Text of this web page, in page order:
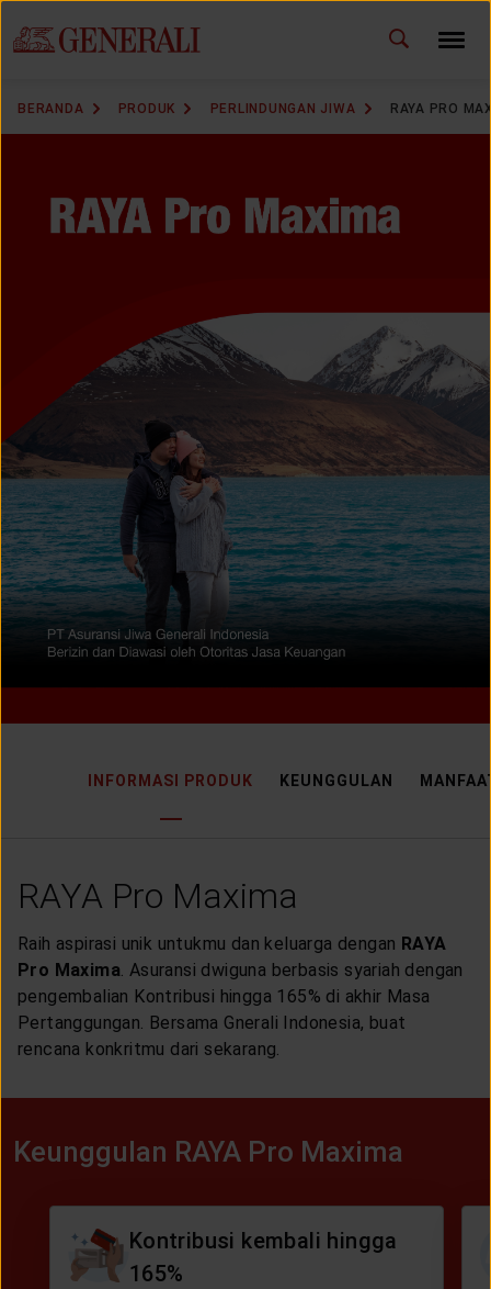
BERANDA PRODUK PERLINDUNGAN JIWA RAYA PRO
INFORMASI PRODUK KEUNGGULAN
RAYA Pro Maxima
Raih aspirasi unik untukmu dan keluarga dengan RAYA
Pro Maxima. Asuransi dwiguna berbasis syariah dengan
pengembalian Kontribusi hingga 165% di akhir Masa
Pertanggungan. Bersama Gnerali Indonesia, buat
rencana konkritmu dari sekarang.
Keunggulan RAYA Pro Maxima
Kontribusi kembali hingga
165%
GANTI BAHASA ID EN
DOWNLOAD GEN ICLICK
HUBUNGI KAMI
TEMUKAN AGEN
SOLUSI KAMI
LAYANAN NASABAH
ARTIKEL DAN BERITA
TENTANG GENERALI
ACARA